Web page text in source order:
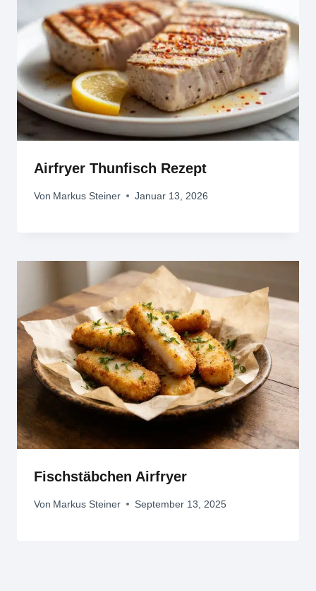
Airfryer Thunfisch Rezept
Von Markus Steiner Januar 13, 2026
Fischstäbchen Airfryer
Von Markus Steiner September 13, 2025